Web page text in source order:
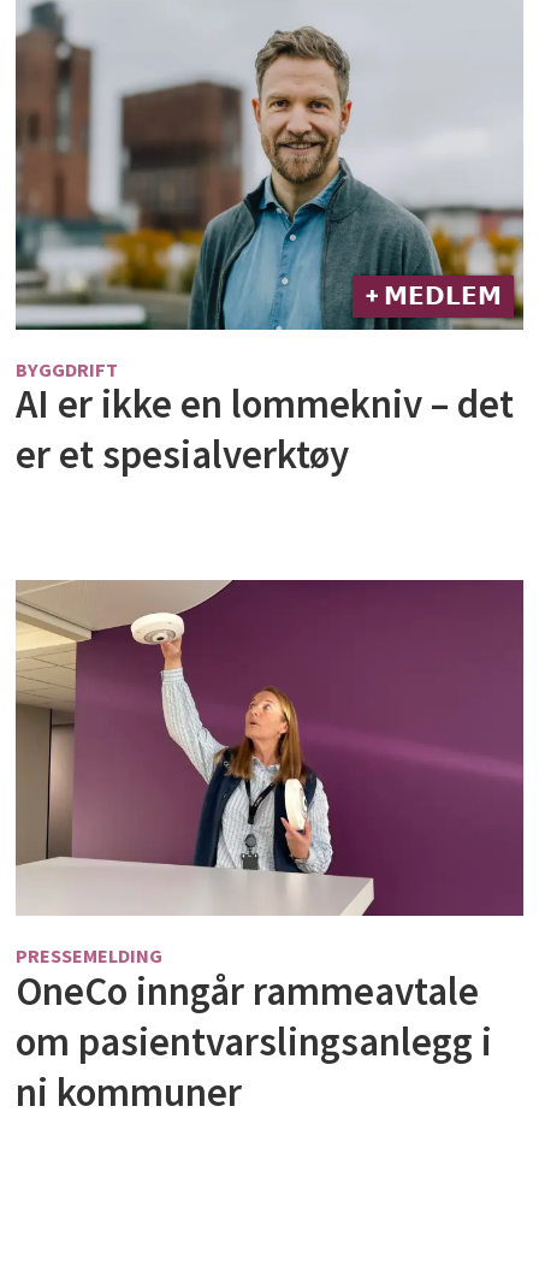
+ 𝗠𝗘𝗗𝗟𝗘𝗠
BYGGDRIFT
AI er ikke en lommekniv – det
er et spesialverktøy
PRESSEMELDING
OneCo inngår rammeavtale
om pasientvarslingsanlegg i
ni kommuner